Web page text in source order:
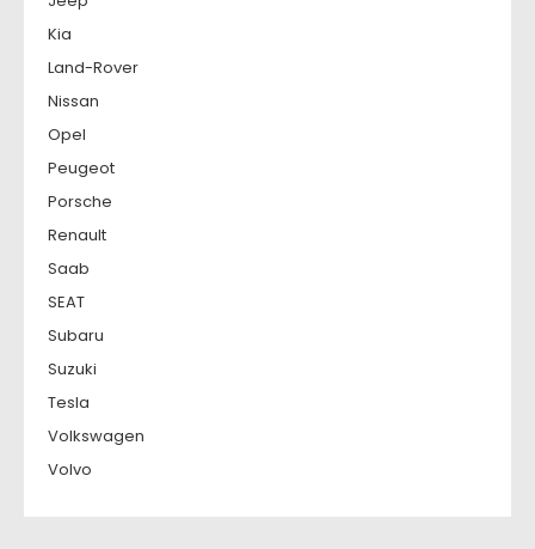
Kia
Land-Rover
Nissan
Opel
Peugeot
Porsche
Renault
Saab
SEAT
Subaru
Suzuki
Tesla
Volkswagen
Volvo